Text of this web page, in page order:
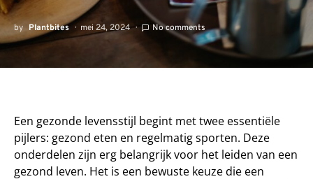
by Plantbites mei 24, 2024 No comments
Een gezonde levensstijl begint met twee essentiële
pijlers: gezond eten en regelmatig sporten. Deze
onderdelen zijn erg belangrijk voor het leiden van een
gezond leven. Het is een bewuste keuze die een